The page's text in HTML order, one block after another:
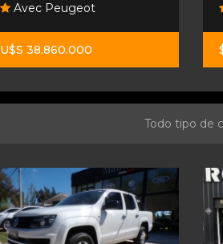
Avec Peugeot
U$S 38.860.000
Todo tipo de